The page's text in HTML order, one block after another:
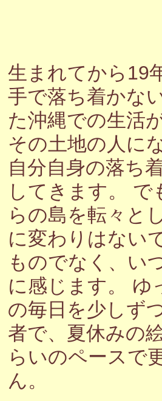
生まれてから19
手で落ち着かな
た沖縄での生活
その土地の人に
自分自身の落ち
してきます。
らの島を転々と
に変わりはない
ものでなく、い
に感じます。 ゆ
の毎日を少しず
者で、夏休みの
らいのペースで
ん。